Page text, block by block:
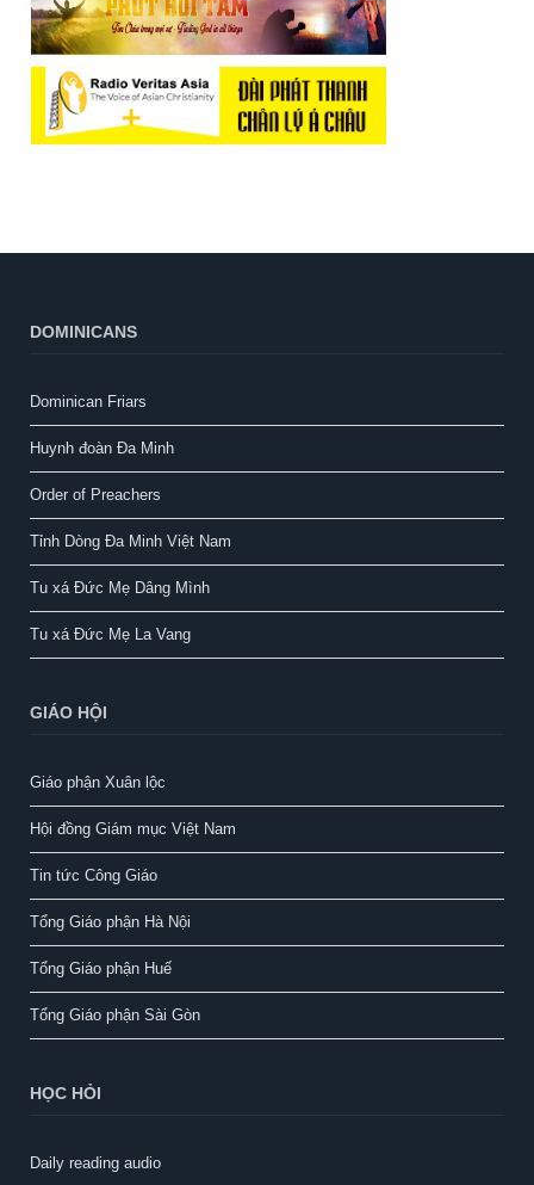
DOMINICANS
Dominican Friars
Huynh đoàn Đa Minh
Order of Preachers
Tỉnh Dòng Đa Minh Việt Nam
Tu xá Đức Mẹ Dâng Mình
Tu xá Đức Mẹ La Vang
GIÁO HỘI
Giáo phận Xuân lộc
Hội đồng Giám mục Việt Nam
Tin tức Công Giáo
Tổng Giáo phận Hà Nội
Tổng Giáo phận Huế
Tổng Giáo phận Sài Gòn
HỌC HỎI
Daily reading audio